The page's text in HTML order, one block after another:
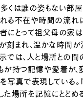
くは誰の姿もない部屋
れる不在や時間の流れ
にとって祖父母の家
刻まれ、温かな時間
では、人と場所との
が持つ記憶や愛着が、
写真で表現している。
た場所を記憶にとどめ